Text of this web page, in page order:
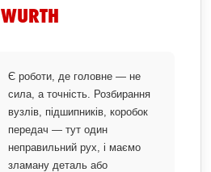
WURTH
Є роботи, де головне — не
сила, а точність. Розбирання
вузлів, підшипників, коробок
передач — тут один
неправильний рух, і маємо
зламану деталь або